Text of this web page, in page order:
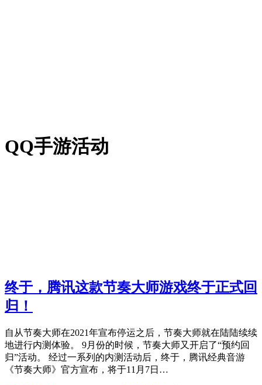
QQ手游活动
终于，腾讯这款节奏大师游戏终于正式回
归！
自从节奏大师在2021年宣布停运之后，节奏大师就在陆陆续续
地进行内测体验。 9月份的时候，节奏大师又开启了“预约回
归”活动。 经过一系列的内测活动后，终于，腾讯经典音游
《节奏大师》官方宣布，将于11月7日…